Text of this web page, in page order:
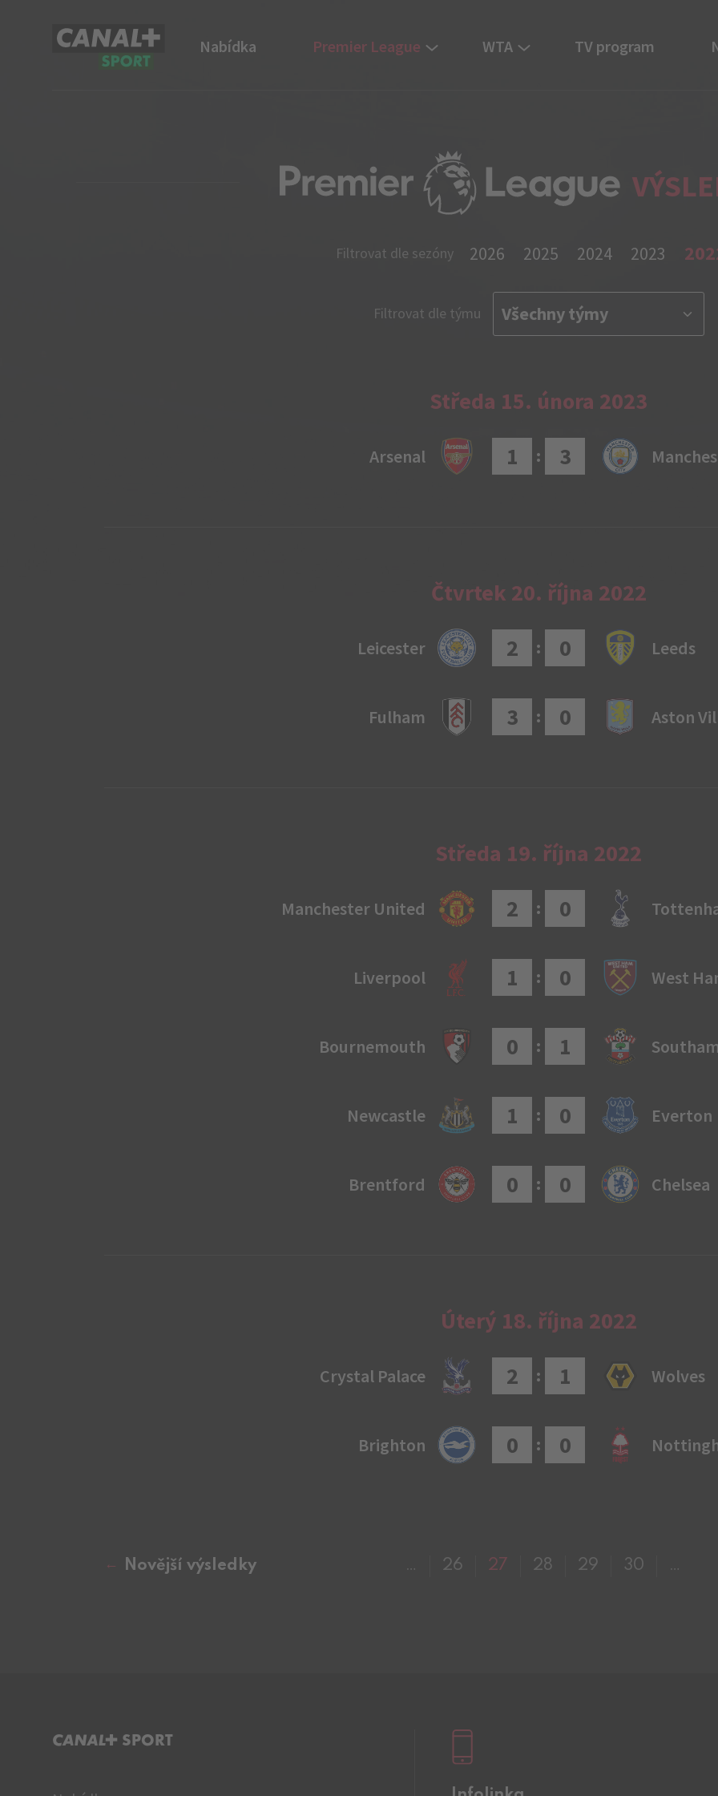
CANAL+ Sport Nabídka Premier League WTA TV program
Filtrovat dle sezóny 2026 2025 2024 2023
Filtrovat dle týmu
Středa 15. února 2023
Arsenal 1 : 3
Čtvrtek 20. října 2022
Leicester 2 : 0 Leeds
Fulham 3 : 0 Aston
Středa 19. října 2022
Manchester United 2 : 0
Liverpool 1 : 0 West
Bournemouth 0 : 1
Newcastle 1 : 0 Everton
Brentford 0 : 0 Chelsea
Úterý 18. října 2022
Crystal Palace 2 : 1 Wolves
Brighton 0 : 0
Novější výsledky … 26 27 28 29 30 …
C+ SPORT